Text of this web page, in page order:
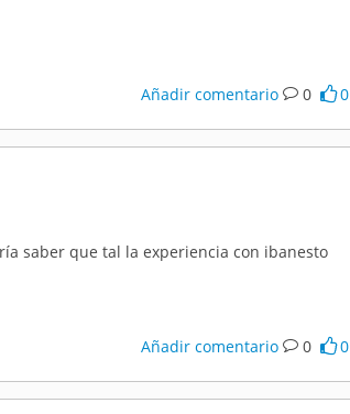
Añadir comentario 0 0
saber que tal la experiencia con ibanesto
Añadir comentario 0 0